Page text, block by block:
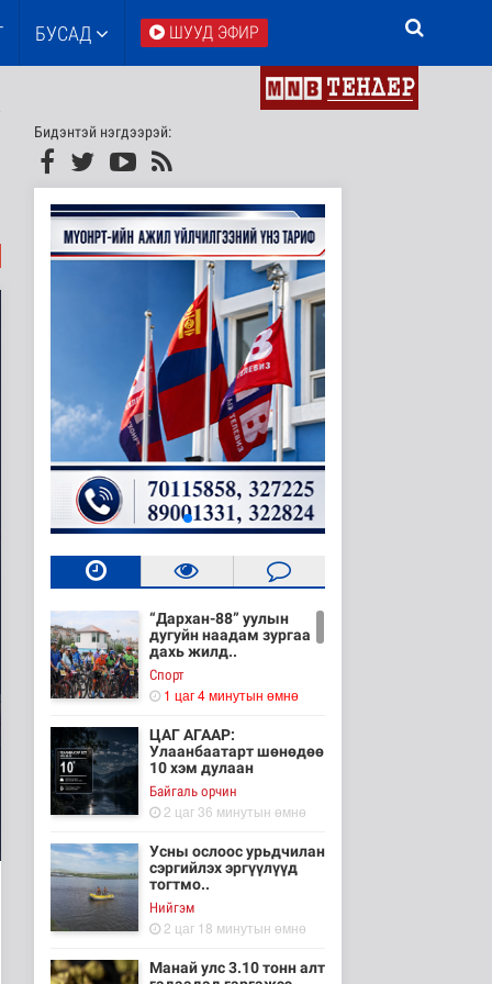
БУСАД ШУУД ЭФИР
Бидэнтэй нэгдээрэй:
“Дархан-88” уулын
дугуйн наадам зургаа
дахь жилд..
Cпорт
1 цаг 4 минутын өмнө
ЦАГ АГААР:
Улаанбаатарт шөнөдөө
10 хэм дулаан
Байгаль орчин
2 цаг 36 минутын өмнө
Усны ослоос урьдчилан
сэргийлэх эргүүлүүд
тогтмо..
Нийгэм
2 цаг 18 минутын өмнө
Манай улс 3.10 тонн алт